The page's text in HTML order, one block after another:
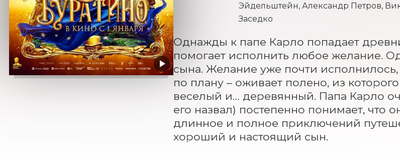
Эйдельштейн, Александр Петров,
Заседко
Однажды к папе Карло попадает
помогает исполнить любое желание.
сына. Желание уже почти исполнилось,
по плану – оживает полено, из
веселый и… деревянный. Папа Карло
его назвал) постепенно понимает, что
длинное и полное приключений
хороший и настоящий сын.